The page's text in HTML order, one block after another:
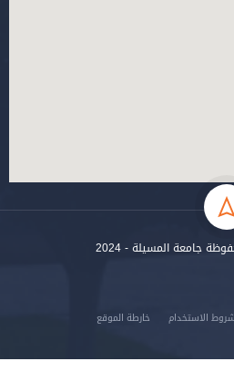
جامعة المسيلة - 2024
شروط الاستخدام خارطة الموقع